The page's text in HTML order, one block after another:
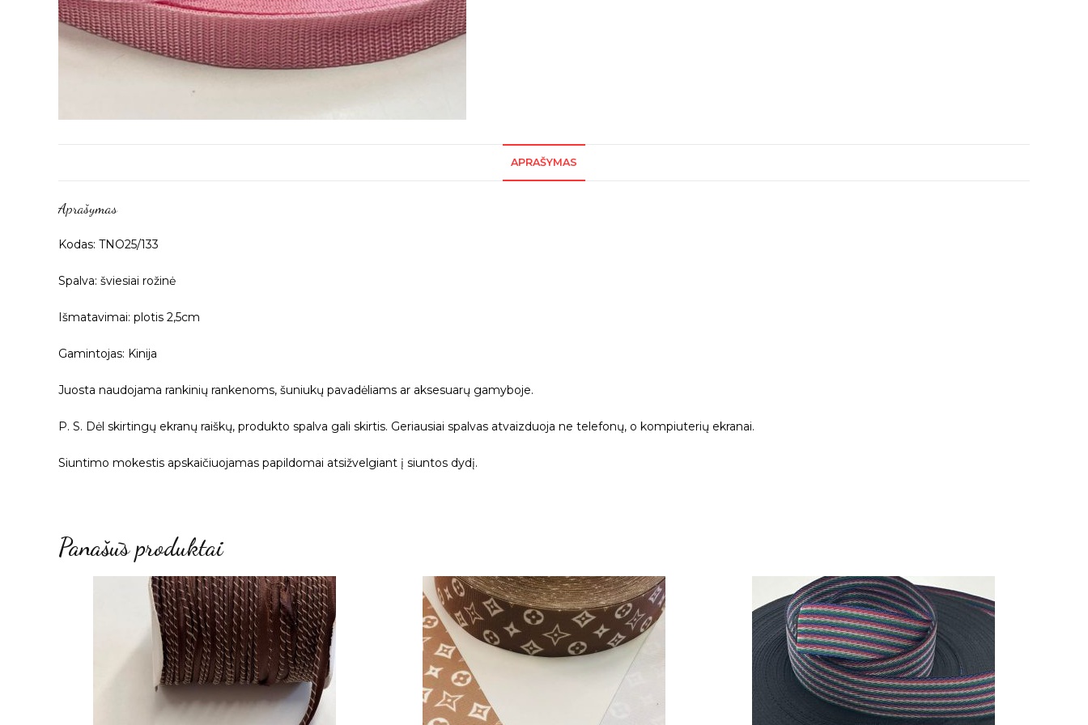
APRAŠYMAS
Aprašymas
Kodas: TNO25/133
Spalva: šviesiai rožinė
Išmatavimai: plotis 2,5cm
Gamintojas: Kinija
Juosta naudojama rankinių rankenoms, šuniukų pavadėliams ar aksesuarų gamyboje.
P. S. Dėl skirtingų ekranų raiškų, produkto spalva gali skirtis. Geriausiai spalvas atvaizduoja ne telefonų, o kompiuterių ekranai.
Siuntimo mokestis apskaičiuojamas papildomai atsižvelgiant į siuntos dydį.
Panašūs produktai